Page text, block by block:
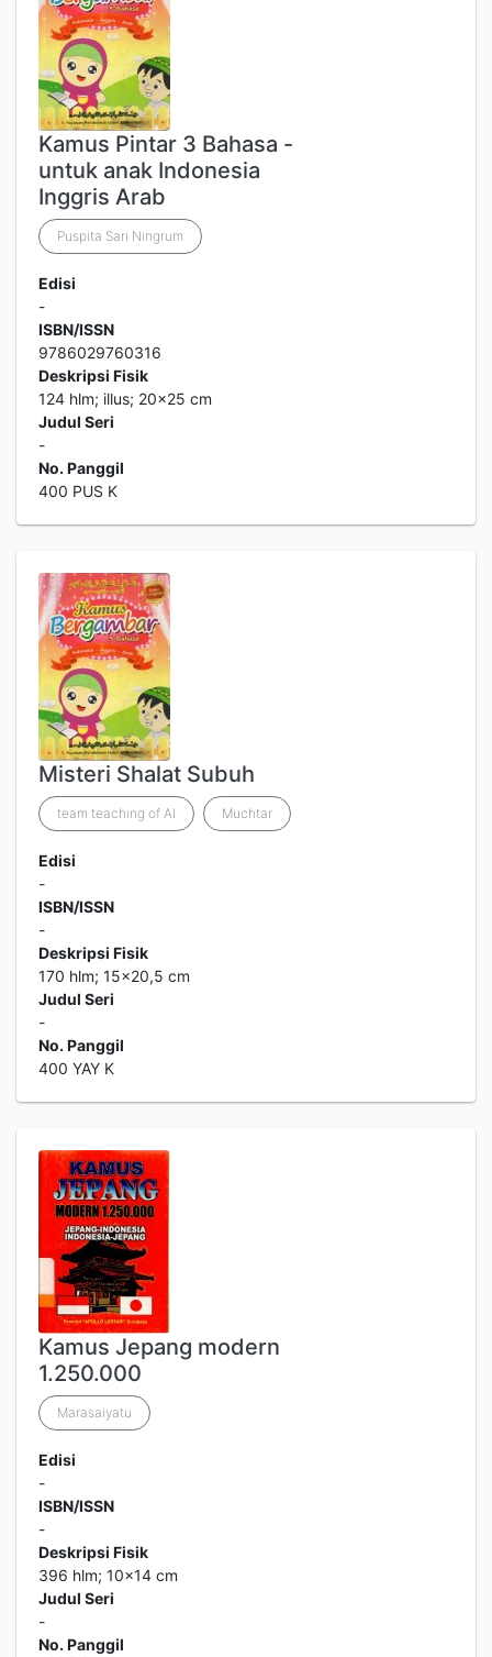
Kamus Pintar 3 Bahasa -
untuk anak Indonesia
Inggris Arab
Puspita Sari Ningrum
Edisi
-
ISBN/ISSN
9786029760316
Deskripsi Fisik
124 hlm; illus; 20x25 cm
Judul Seri
-
No. Panggil
400 PUS K
Misteri Shalat Subuh
team teaching of Al Muchtar
Edisi
-
ISBN/ISSN
-
Deskripsi Fisik
170 hlm; 15x20,5 cm
Judul Seri
-
No. Panggil
400 YAY K
Kamus Jepang modern
1.250.000
Marasaiyatu
Edisi
-
ISBN/ISSN
-
Deskripsi Fisik
396 hlm; 10x14 cm
Judul Seri
-
No. Panggil